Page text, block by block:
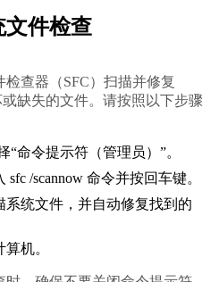
文件检查
查器（SFC）扫描并修复
缺失的文件。请按照以下步骤
“命令提示符（管理员）”。
sfc /scannow 命令并按回车键。
统文件，并自动修复找到的
机。